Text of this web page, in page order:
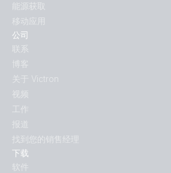
下载
软件
能源获取
移动应用
公司
联系
博客
关于 Victron
视频
工作
报道
找到您的销售经理